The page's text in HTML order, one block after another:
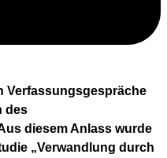
Verfassungsgespräche
des
diesem Anlass wurde
„Verwandlung durch